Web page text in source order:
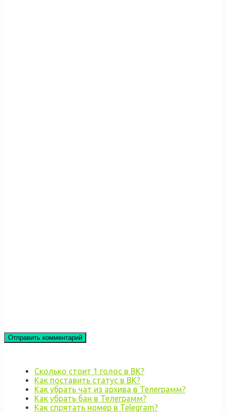
Сколько стоит 1 голос в ВК?
Как поставить статус в ВК?
Как убрать чат из архива в Телеграмм?
Как убрать бан в Телеграмм?
Как спрятать номер в Telegram?